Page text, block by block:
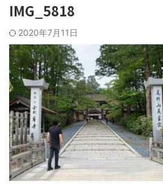
IMG_5818
2020年7月11日